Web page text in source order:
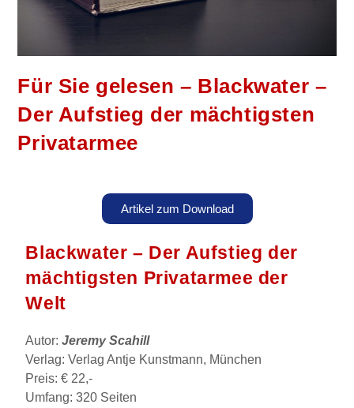
Für Sie gelesen – Blackwater –
Der Aufstieg der mächtigsten
Privatarmee
Artikel zum Download
Blackwater – Der Aufstieg der
mächtigsten Privatarmee der
Welt
Autor:Jeremy Scahill
Verlag: Verlag Antje Kunstmann, München
Preis: € 22,-
Umfang: 320 Seiten